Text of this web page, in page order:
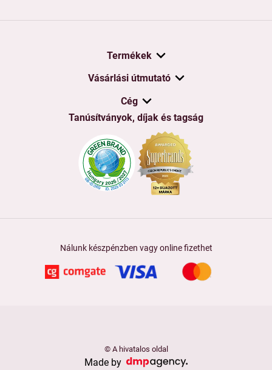
Termékek
Vásárlási útmutató
Cég
Tanúsítványok, díjak és tagság
Nálunk készpénzben vagy online fizethet
© A hivatalos oldal
Made by